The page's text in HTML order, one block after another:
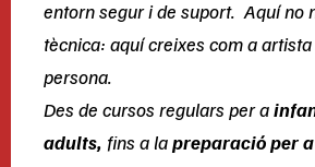
entorn segur i de suport. Aquí no
tècnica: aquí creixes com a
persona.
Des de cursos regulars per a
adults, fins a lapreparació per